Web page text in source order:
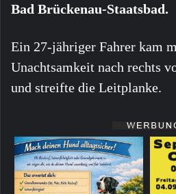
Bad Brückenau-Staatsbad.
Ein 27-jähriger Fahrer kam
Unachtsamkeit nach rechts
und streifte die Leitplanke.